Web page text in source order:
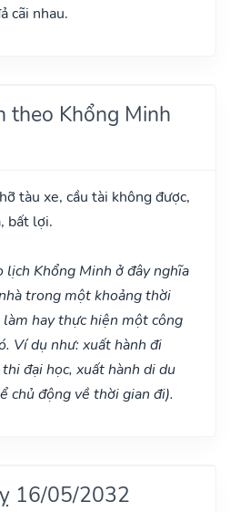
cãi nhau.
theo Khổng Minh
tàu xe, cầu tài không được,
bất lợi.
lịch Khổng Minh ở đây nghĩa
trong một khoảng thời
làm hay thực hiện một công
Ví dụ như: xuất hành đi
đại học, xuất hành di du
chủ động về thời gian đi).
16/05/2032